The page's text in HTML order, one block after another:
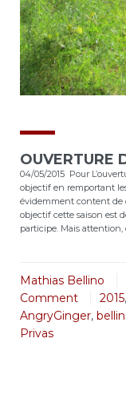
OUVERTURE
04/05/2015 Pour
objectif en remportant
évidemment content de
objectif cette saison est
participe. Mais attention,
Mathias Bellino
Comment
2015,
AngryGinger,
Privas